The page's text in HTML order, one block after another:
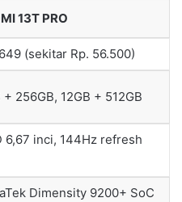
13T PRO
(sekitar Rp. 56.500)
+ 256GB, 12GB + 512GB
6,67 inci, 144Hz refresh
Dimensity 9200+ SoC